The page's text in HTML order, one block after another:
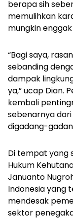
berapa sih
memulihkan
mungkin
“Bagi saya,
sebanding
dampak
ya,” ucap Dian.
kembali
sebenarnya
digadang-
Di tempat yang
Hukum
Januanto
Indonesia yang
mendesak
sektor